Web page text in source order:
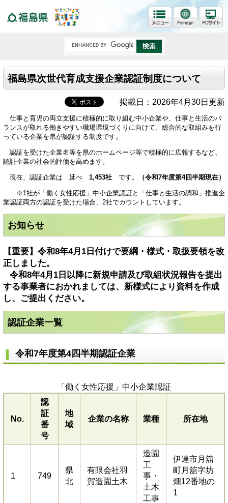
福島県次世代育成支援企業認証制度について
掲載日：2026年4月30日更新
仕事と育児の両立支援に積極的に取り組む中小企業や、仕事と生活のバ
ランスが取れる働きやすい職場環境づくりに向けて、総合的な取組みを行
っている企業を県が認証する制度です。
認証を受けた企業名等を県のホームページ等で積極的に広報するなど、
認証企業の社会的評価を高めます。
現在、認証企業は 延べ 1,453社 です。 （令和7年度第4四半期現在）
※1社が「働く女性応援」中小企業認証と「仕事と生活の調和」推進企
業認証両方の認証を受けた場合、2社でカウントしています。
お知らせ
【重要】令和8年4月1日付けで要綱・様式・取扱要領を改
正しました。
令和8年4月1日以降に新規申請及び取組状況報告を提出
する事業者におかれましては、新様式により資料を作成
し、ご提出ください。
認証企業一覧
令和7年度第4四半期認証企業​​
「働く女性応援」中小企業認証
No.
認
証
番
号
地
域
企業の名称 業種 所在地
1 749
県
北
有限会社羽
賀造園土木
造園
工
事・
土木
工事
伊達市月舘
町月舘字坊
畑12番地の
1